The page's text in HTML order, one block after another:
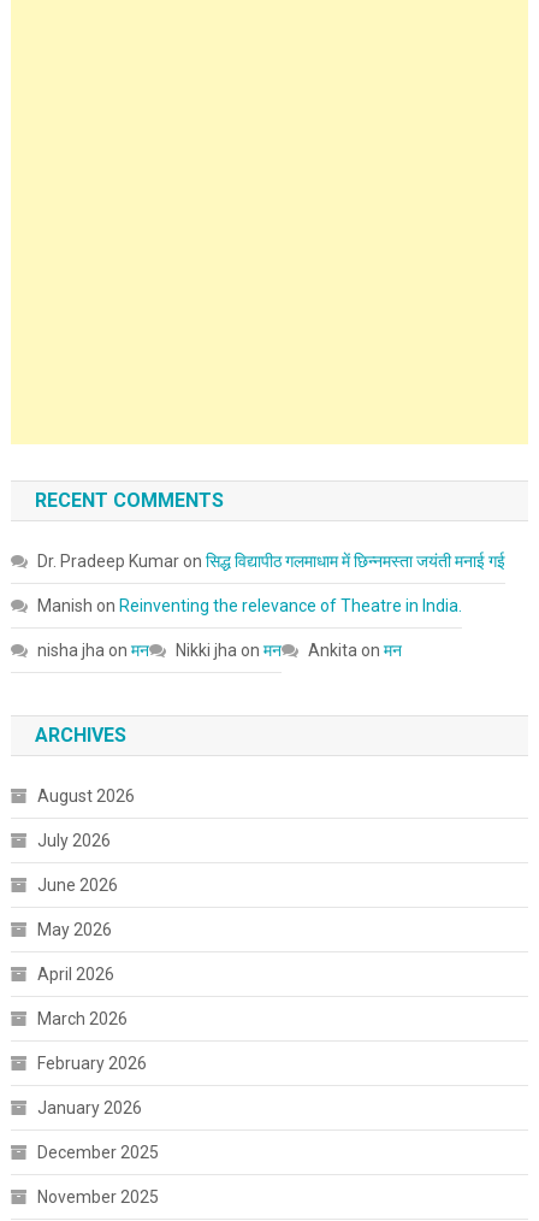
RECENT COMMENTS
Dr. Pradeep Kumaron सिद्ध विद्यापीठ गलमाधाम में छिन्नमस्ता जयंती मनाई गई
Manish on Reinventing the relevance of Theatre in India.
nisha jhaon मन Nikki jhaon मन Ankitaon मन
ARCHIVES
August 2026
July 2026
June 2026
May 2026
April 2026
March 2026
February 2026
January 2026
December 2025
November 2025